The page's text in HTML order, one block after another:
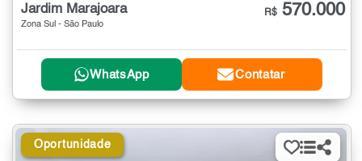
Jardim Marajoara
Zona Sul - São Paulo
R$ 570.000
WhatsApp Contatar
Oportunidade